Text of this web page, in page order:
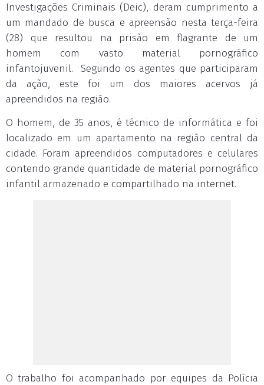
Investigações Criminais (Deic), deram cumprimento a
um mandado de busca e apreensão nesta terça-feira
(28) que resultou na prisão em flagrante de um
homem com vasto material pornográfico
infantojuvenil. Segundo os agentes que participaram
da ação, este foi um dos maiores acervos já
apreendidos na região.
O homem, de 35 anos, é técnico de informática e foi
localizado em um apartamento na região central da
cidade. Foram apreendidos computadores e celulares
contendo grande quantidade de material pornográfico
infantil armazenado e compartilhado na internet.
O trabalho foi acompanhado por equipes da Polícia